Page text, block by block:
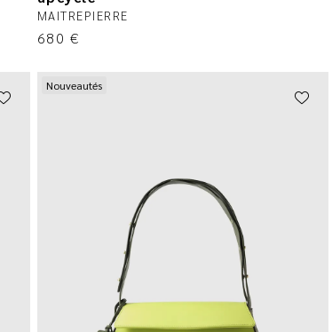
MAITREPIERRE
680 €
Nouveautés